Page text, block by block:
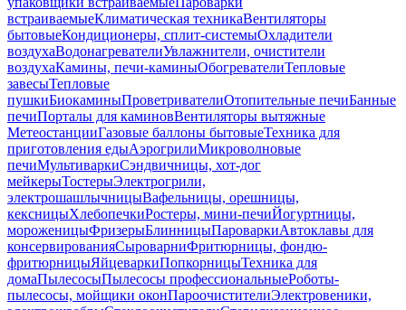
встраиваемыеКлиматическая техникаВентиляторы
бытовыеКондиционеры, сплит-системыОхладители
воздухаВодонагревателиУвлажнители, очистители
воздухаКамины, печи-каминыОбогревателиТепловые
завесыТепловые
пушкиБиокаминыПроветривателиОтопительные печиБанные
печиПорталы для каминовВентиляторы вытяжные
МетеостанцииГазовые баллоны бытовыеТехника для
приготовления едыАэрогрилиМикроволновые
печиМультиваркиСэндвичницы, хот-дог
мейкерыТостерыЭлектрогрили,
электрошашлычницыВафельницы, орешницы,
кексницыХлебопечкиРостеры, мини-печиЙогуртницы,
мороженицыФризерыБлинницыПароваркиАвтоклавы для
консервированияСыроварниФритюрницы, фондю-
фритюрницыЯйцеваркиПопкорницыТехника для
домаПылесосыПылесосы профессиональныеРоботы-
пылесосы, мойщики оконПароочистителиЭлектровеники,